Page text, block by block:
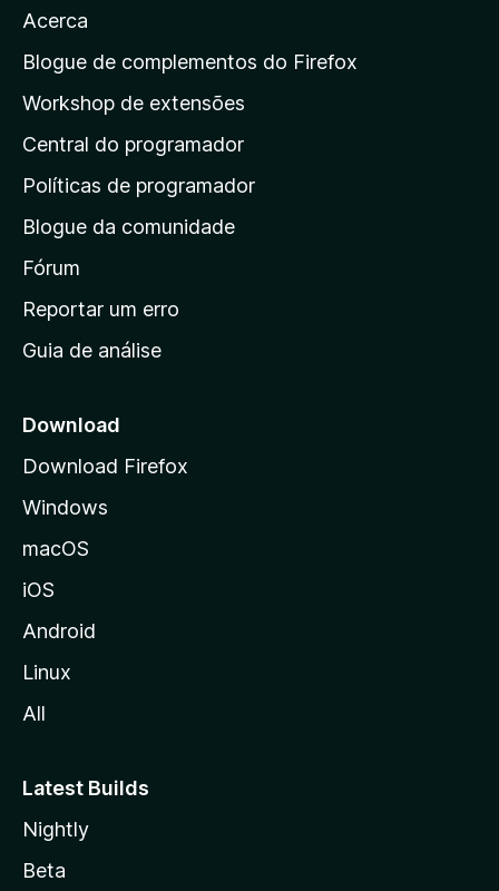
a
a
á
g
i
a
i
n
c
a
d
a
z
i
a
Acerca
Blogue de complementos do Firefox
Workshop de extensões
Central do programador
Políticas de programador
Blogue da comunidade
Fórum
Reportar um erro
Guia de análise
Download
Download Firefox
Windows
macOS
iOS
Android
Linux
All
Latest Builds
Nightly
Beta